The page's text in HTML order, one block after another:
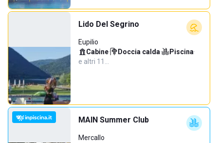
Lido Del Segrino
Eupilio
Cabine· Doccia calda· Piscina·
e altri 11…
MAIN Summer Club
Mercallo